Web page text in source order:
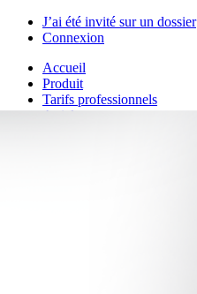
J’ai été invité sur un dossier
Connexion
Accueil
Produit
Tarifs professionnels
Articles